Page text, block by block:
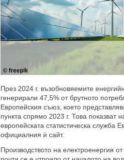
© freepik
През 2024 г. възобновяемите
генерирали 47,5% от брутното
Европейския съюз, което
пункта спрямо 2023 г. Това показват
европейската статистическа служба
официалния ѝ сайт.
Производството на електроенергия